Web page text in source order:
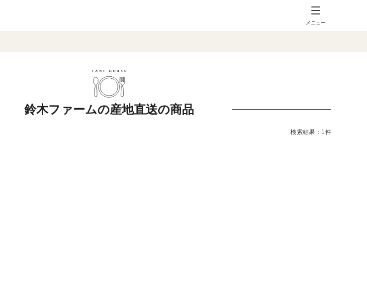
メニュー
鈴木ファームの産地直送の商品
検索結果：1件